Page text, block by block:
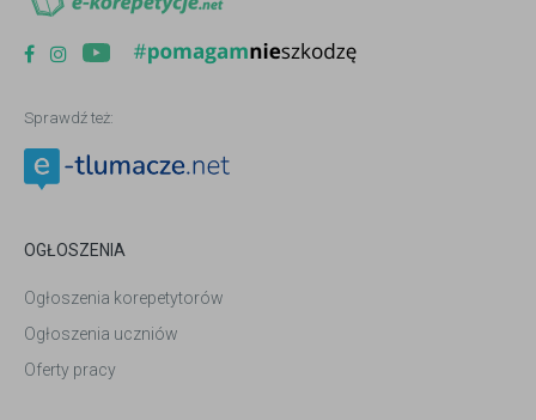
Sprawdź też:
OGŁOSZENIA
Ogłoszenia korepetytorów
Ogłoszenia uczniów
Oferty pracy